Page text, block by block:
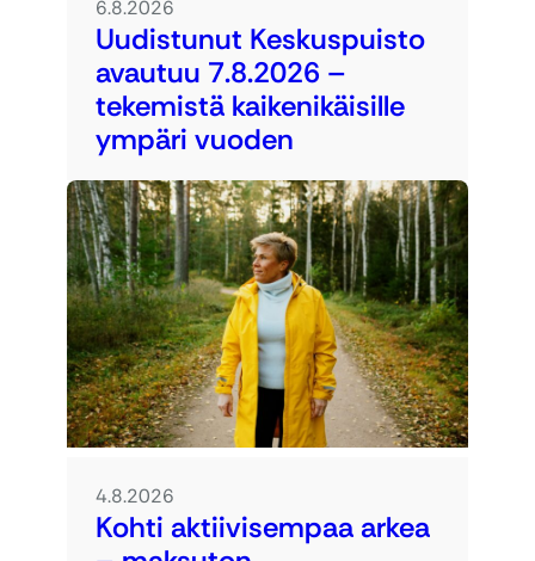
6.8.2026
Uudistunut Keskuspuisto
avautuu 7.8.2026 –
tekemistä kaikenikäisille
ympäri vuoden
4.8.2026
Kohti aktiivisempaa arkea